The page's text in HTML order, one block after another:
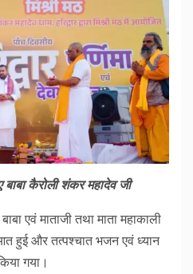
बाबा कैरोली शंकर महादेव जी
एवं माताजी तथा माता महाकाली
हुई और तत्पश्चात भजन एवं ध्यान
गया।